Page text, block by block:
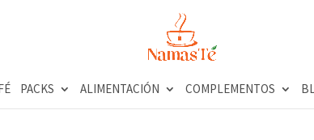
PACKS ALIMENTACIÓN COMPLEMENTOS